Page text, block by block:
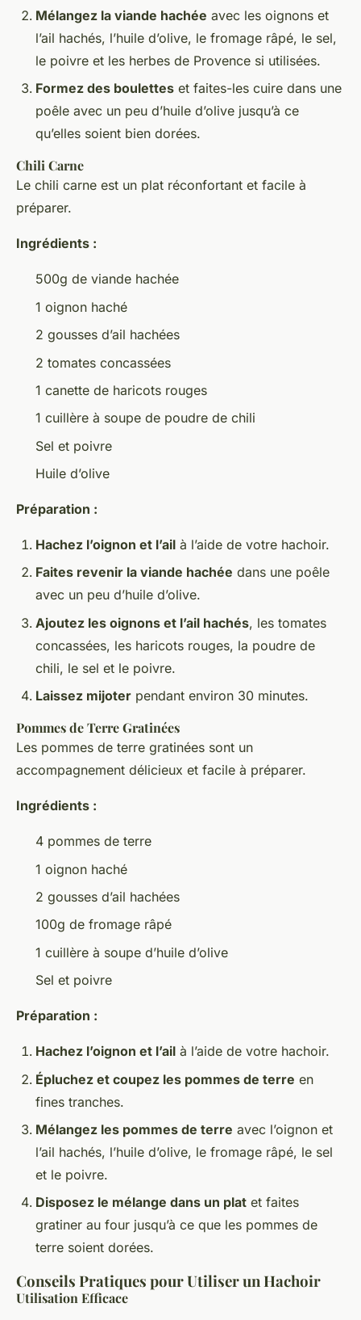
Mélangez la viande hachée avec les oignons et
l’ail hachés, l’huile d’olive, le fromage râpé, le sel,
le poivre et les herbes de Provence si utilisées.
Formez des boulettes et faites-les cuire dans une
poêle avec un peu d’huile d’olive jusqu’à ce
qu’elles soient bien dorées.
Chili Carne
Le chili carne est un plat réconfortant et facile à
préparer.
Ingrédients :
500g de viande hachée
1 oignon haché
2 gousses d’ail hachées
2 tomates concassées
1 canette de haricots rouges
1 cuillère à soupe de poudre de chili
Sel et poivre
Huile d’olive
Préparation :
Hachez l’oignon et l’ail à l’aide de votre hachoir.
Faites revenir la viande hachée dans une poêle
avec un peu d’huile d’olive.
Ajoutez les oignons et l’ail hachés, les tomates
concassées, les haricots rouges, la poudre de
chili, le sel et le poivre.
Laissez mijoter pendant environ 30 minutes.
Pommes de Terre Gratinées
Les pommes de terre gratinées sont un
accompagnement délicieux et facile à préparer.
Ingrédients :
4 pommes de terre
1 oignon haché
2 gousses d’ail hachées
100g de fromage râpé
1 cuillère à soupe d’huile d’olive
Sel et poivre
Préparation :
Hachez l’oignon et l’ail à l’aide de votre hachoir.
Épluchez et coupez les pommes de terre en
fines tranches.
Mélangez les pommes de terre avec l’oignon et
l’ail hachés, l’huile d’olive, le fromage râpé, le sel
et le poivre.
Disposez le mélange dans un plat et faites
gratiner au four jusqu’à ce que les pommes de
terre soient dorées.
Conseils Pratiques pour Utiliser un Hachoir
Utilisation Efficace